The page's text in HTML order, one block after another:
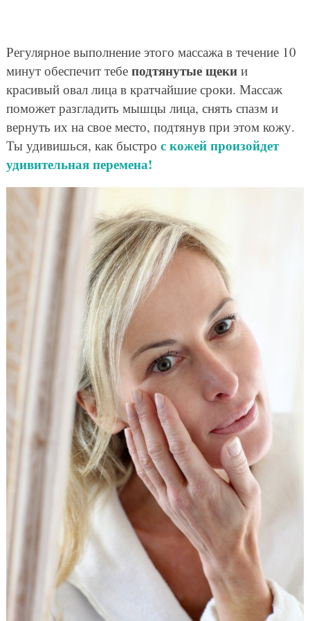
Регулярное выполнение этого массажа в течение 10
минут обеспечит тебе подтянутые щеки и
красивый овал лица в кратчайшие сроки. Массаж
поможет разгладить мышцы лица, снять спазм и
вернуть их на свое место, подтянув при этом кожу.
Ты удивишься, как быстро с кожей произойдет
удивительная перемена!